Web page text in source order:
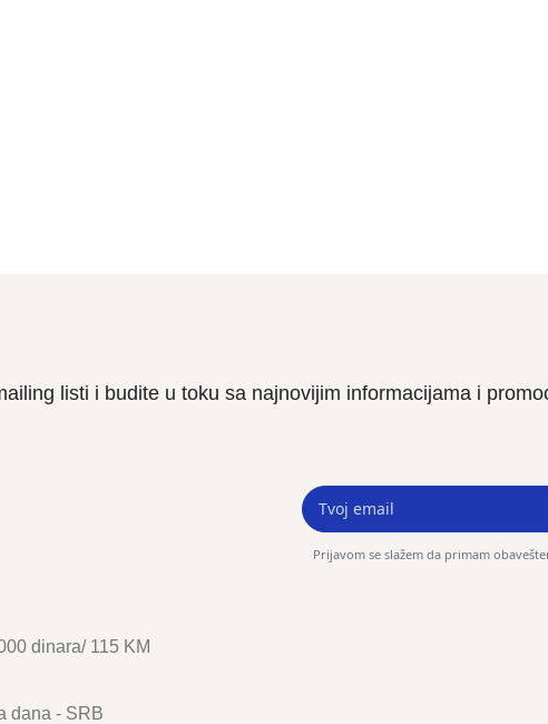
listi i budite u toku sa najnovijim informacijama i
Prijavom se slažem da primam
dinara/ 115 KM
dana - SRB